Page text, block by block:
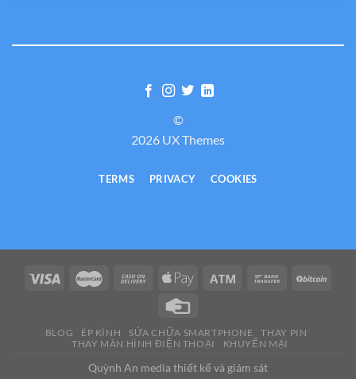
©
2026 UX Themes
TERMS PRIVACY COOKIES
BLOG ÉP KÍNH SỬA CHỮA SMARTPHONE
THAY PIN
THAY MÀN HÌNH ĐIỆN THOẠI
KHUYẾN MẠI
Quỳnh An media thiết kế và giám sát